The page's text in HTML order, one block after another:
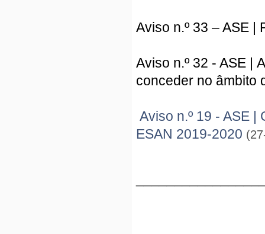
Aviso n.º 33 – ASE |
Aviso n.º 32 - ASE |
conceder no âmbito
Aviso n.º 19 - ASE
ESAN 2019-2020